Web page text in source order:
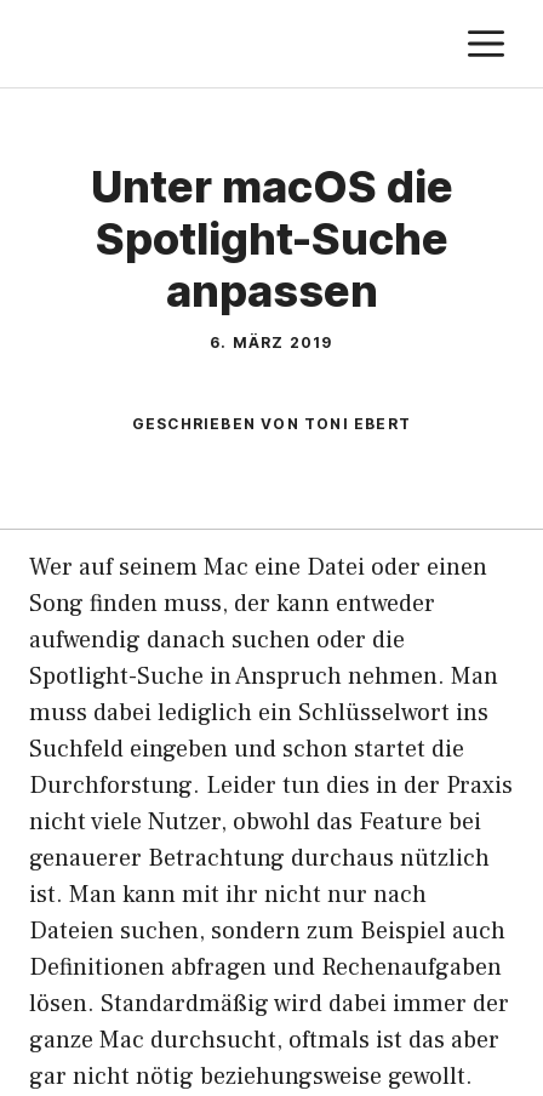
springen
Unter macOS die
Spotlight-Suche
anpassen
6. MÄRZ 2019
GESCHRIEBEN VON TONI EBERT
Wer auf seinem Mac eine Datei oder einen
Song finden muss, der kann entweder
aufwendig danach suchen oder die
Spotlight-Suche in Anspruch nehmen. Man
muss dabei lediglich ein Schlüsselwort ins
Suchfeld eingeben und schon startet die
Durchforstung. Leider tun dies in der Praxis
nicht viele Nutzer, obwohl das Feature bei
genauerer Betrachtung durchaus nützlich
ist. Man kann mit ihr nicht nur nach
Dateien suchen, sondern zum Beispiel auch
Definitionen abfragen und Rechenaufgaben
lösen. Standardmäßig wird dabei immer der
ganze Mac durchsucht, oftmals ist das aber
gar nicht nötig beziehungsweise gewollt.